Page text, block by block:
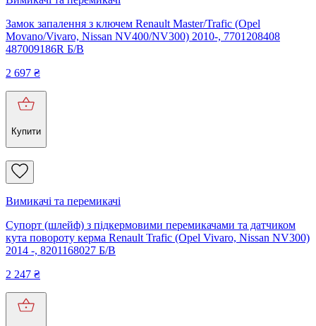
Замок запалення з ключем Renault Master/Trafic (Opel
Movano/Vivaro, Nissan NV400/NV300) 2010-, 7701208408
487009186R Б/В
2 697 ₴
Купити
Вимикачі та перемикачі
Супорт (шлейф) з підкермовими перемикачами та датчиком
кута повороту керма Renault Trafic (Opel Vivaro, Nissan NV300)
2014 -, 8201168027 Б/В
2 247 ₴